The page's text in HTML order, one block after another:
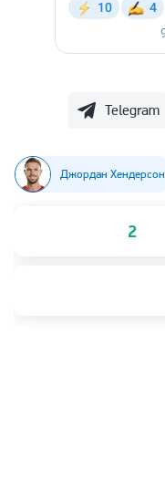
Telegram
Джордан Хендерсон
2